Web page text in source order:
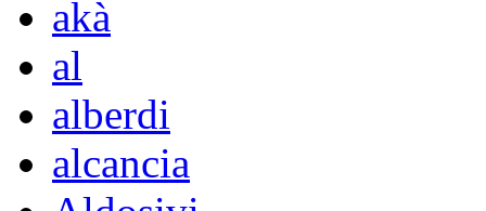
akà
al
alberdi
alcancia